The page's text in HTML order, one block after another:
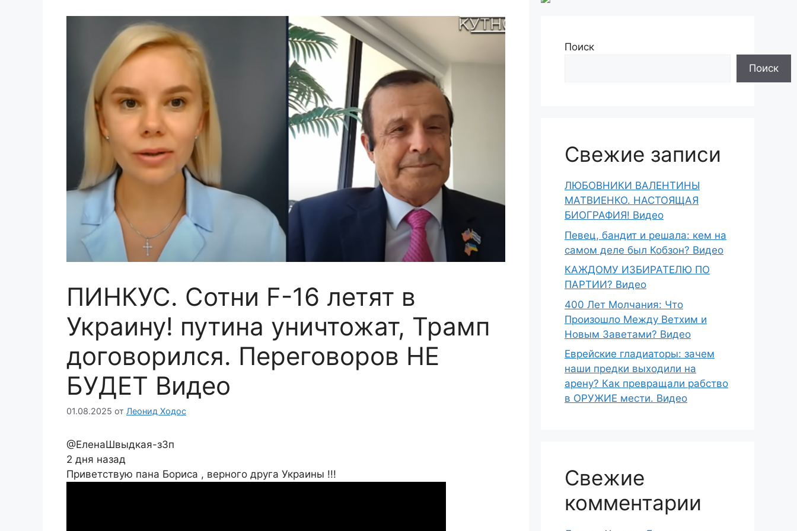
ПИНКУС. Сотни F-16 летят в
Украину! путина уничтожат, Трамп
договорился. Переговоров НЕ
БУДЕТ Видео
01.08.2025 от Леонид Ходос
@ЕленаШвыдкая-з3п
2 дня назад
Приветствую пана Бориса , верного друга Украины !!!
Поиск
Поиск
Свежие записи
ЛЮБОВНИКИ ВАЛЕНТИНЫ
МАТВИЕНКО. НАСТОЯЩАЯ
БИОГРАФИЯ! Видео
Певец, бандит и решала: кем на
самом деле был Кобзон? Видео
КАЖДОМУ ИЗБИРАТЕЛЮ ПО
ПАРТИИ? Видео
400 Лет Молчания: Что
Произошло Между Ветхим и
Новым Заветами? Видео
Еврейские гладиаторы: зачем
наши предки выходили на
арену? Как превращали рабство
в ОРУЖИЕ мести. Видео
Свежие
комментарии